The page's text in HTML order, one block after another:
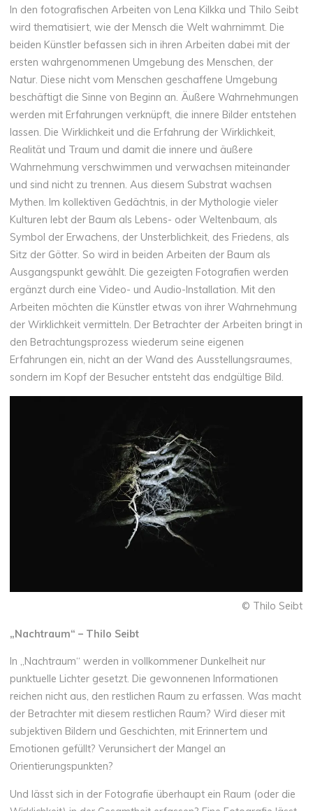
In den fotografischen Arbeiten von Lena Kilkka und Thilo Seibt
wird thematisiert, wie der Mensch die Welt wahrnimmt. Die
beiden Künstler befassen sich in ihren Arbeiten dabei mit der
ersten wahrgenommenen Umgebung des Menschen, der
Natur. Diese nicht vom Menschen geschaffene Umgebung
beschäftigt die Sinne von Beginn an. Äußere Wahrnehmungen
werden mit Erfahrungen verknüpft, die innere Bilder entstehen
lassen. Die Wirklichkeit und die Erfahrung der Wirklichkeit,
Realität und Traum und damit die innere und äußere
Wahrnehmung verschwimmen und verwachsen miteinander
und sind nicht zu trennen. Aus diesem Substrat wachsen
Mythen. Im kollektiven Gedächtnis, in der Mythologie vieler
Kulturen lebt der Baum als Lebens- oder Weltenbaum, als
Symbol der Erwachens, der Unsterblichkeit, des Friedens, als
Sitz der Götter. So wird in beiden Arbeiten der Baum als
Ausgangspunkt gewählt. Die gezeigten Fotografien werden
ergänzt durch eine Video- und Audio-Installation. Mit den
Arbeiten möchten die Künstler etwas von ihrer Wahrnehmung
der Wirklichkeit vermitteln. Der Betrachter der Arbeiten bringt in
den Betrachtungsprozess wiederum seine eigenen
Erfahrungen ein, nicht an der Wand des Ausstellungsraumes,
sondern im Kopf der Besucher entsteht das endgültige Bild.
© Thilo Seibt
„Nachtraum“ – Thilo Seibt
In „Nachtraum“ werden in vollkommener Dunkelheit nur
punktuelle Lichter gesetzt. Die gewonnenen Informationen
reichen nicht aus, den restlichen Raum zu erfassen. Was macht
der Betrachter mit diesem restlichen Raum? Wird dieser mit
subjektiven Bildern und Geschichten, mit Erinnertem und
Emotionen gefüllt? Verunsichert der Mangel an
Orientierungspunkten?
Und lässt sich in der Fotografie überhaupt ein Raum (oder die